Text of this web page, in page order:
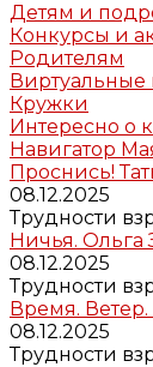
Детям и
Конкурсы и
Родителям
Виртуальные
Кружки
Интересно о
Навигатор
Проснись!
08.12.2025
Трудности
Ничья. Ольга
08.12.2025
Трудности
Время.
08.12.2025
Трудности